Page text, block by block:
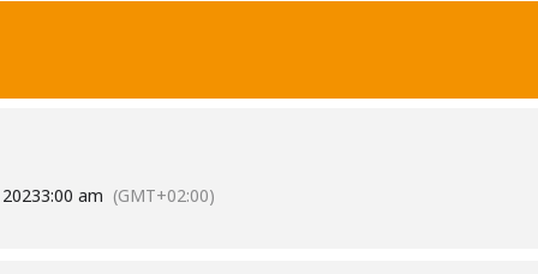
3:00 am (GMT+02:00)